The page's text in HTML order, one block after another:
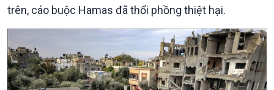
Kinh tế
Nông nghiệp & Biển đảo
trên, cáo buộc Hamas đã thổi phồng thiệt hại.